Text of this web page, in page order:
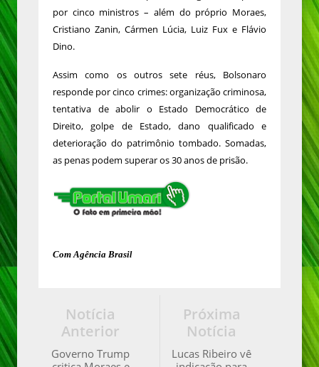
por cinco ministros – além do próprio Moraes,
Cristiano Zanin, Cármen Lúcia, Luiz Fux e Flávio
Dino.
Assim como os outros sete réus, Bolsonaro
responde por cinco crimes: organização criminosa,
tentativa de abolir o Estado Democrático de
Direito, golpe de Estado, dano qualificado e
deterioração do patrimônio tombado. Somadas,
as penas podem superar os 30 anos de prisão.
Com Agência Brasil
Próxima
Notícia
Lucas Ribeiro vê
Notícia
Anterior
Governo Trump